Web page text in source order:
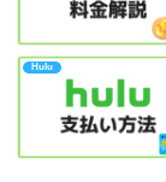
Hulu